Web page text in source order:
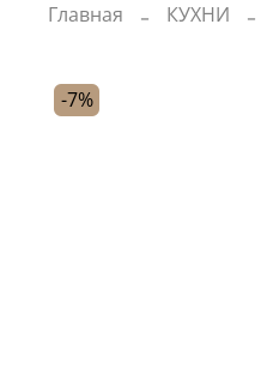
Главная КУХНИ
-7%